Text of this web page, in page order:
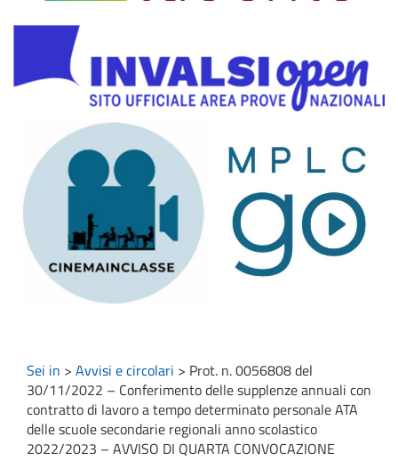
Sei in > Avvisi e circolari > Prot. n. 0056808 del
30/11/2022 – Conferimento delle supplenze annuali con
contratto di lavoro a tempo determinato personale ATA
delle scuole secondarie regionali anno scolastico
2022/2023 – AVVISO DI QUARTA CONVOCAZIONE